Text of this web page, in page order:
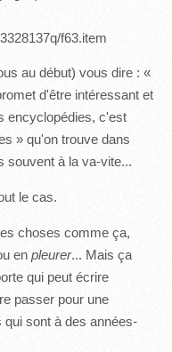
f63.item
au début) vous dire : «
d'être intéressant et
encyclopédies, c'est
» qu'on trouve dans
souvent à la va-vite...
le cas.
choses comme ça,
en pleurer... Mais ça
qui peut écrire
passer pour une
qui sont à des années-